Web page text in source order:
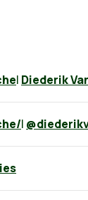
| Diederik
|